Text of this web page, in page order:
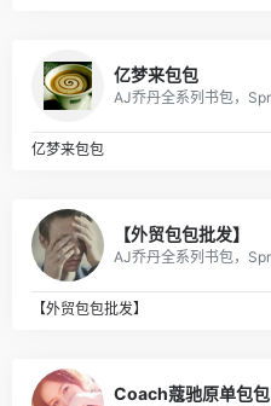
亿梦来包包
亿梦来包包
【外贸包包批发】
【外贸包包批发】
Coach蔻驰原单包包